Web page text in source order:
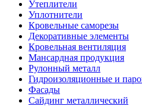
Утеплители
Уплотнители
Кровельные саморезы
Декоративные элементы
Кровельная вентиляция
Мансардная продукция
Рулонный металл
Гидроизоляционные и
Фасады
Сайдинг металлический